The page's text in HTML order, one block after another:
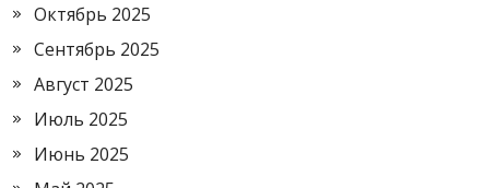
Октябрь 2025
Сентябрь 2025
Август 2025
Июль 2025
Июнь 2025